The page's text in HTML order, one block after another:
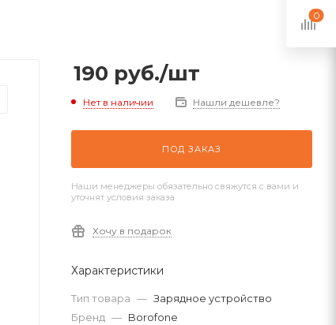
190 руб./шт
Нет в наличии Нашли дешевле?
ПОД ЗАКАЗ
Наши менеджеры обязательно свяжутся с вами и
уточнят условия заказа
Хочу в подарок
Характеристики
Тип товара — Зарядное устройство
Бренд — Borofone
0